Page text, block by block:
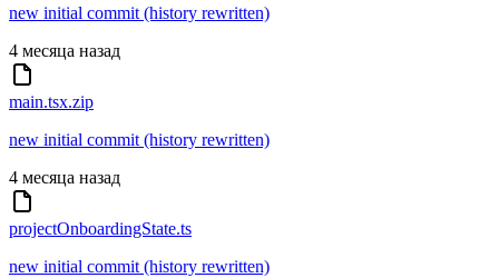
new initial commit (history rewritten)
4 месяца назад
main.tsx.zip
new initial commit (history rewritten)
4 месяца назад
projectOnboardingState.ts
new initial commit (history rewritten)